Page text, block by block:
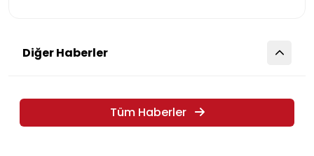
Diğer Haberler
Tüm Haberler